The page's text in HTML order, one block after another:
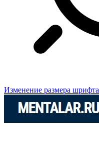
Изменение размера шрифта